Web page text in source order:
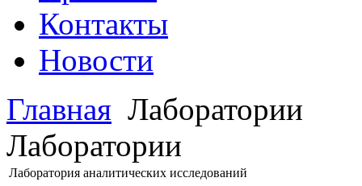
Контакты
Новости
Главная Лаборатории
Лаборатории
Лаборатория аналитических исследований